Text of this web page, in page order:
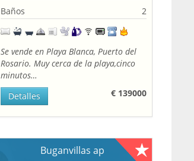
Baños
2
Se vende en Playa Blanca, Puerto del
Rosario. Muy cerca de la playa,cinco
minutos…
€ 139000
Detalles
Buganvillas ap